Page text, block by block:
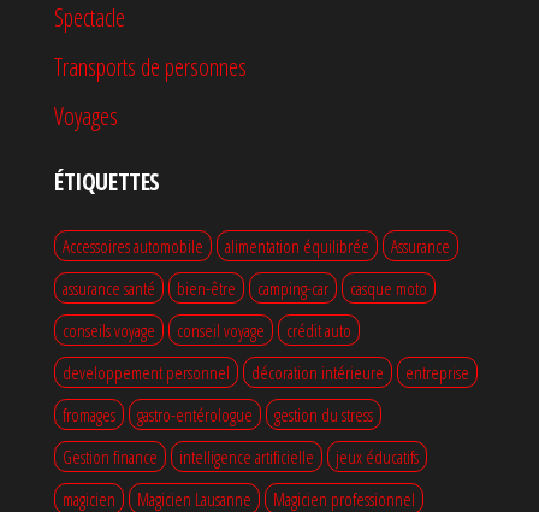
Spectacle
Transports de personnes
Voyages
ÉTIQUETTES
Accessoires automobile alimentation équilibrée
Assurance
assurance santé
bien-être camping-car
casque moto
conseils voyage
conseil voyage
crédit auto
developpement personnel
décoration intérieure
entreprise
fromages
gastro-entérologue
gestion du stress
Gestion finance
intelligence artificielle
jeux éducatifs
magicien
Magicien Lausanne
Magicien professionnel